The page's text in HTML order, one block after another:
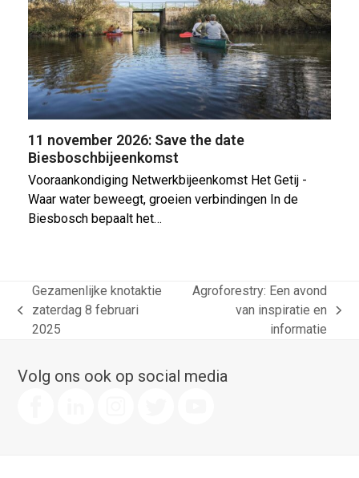
11 november 2026: Save the date
Biesboschbijeenkomst
Vooraankondiging Netwerkbijeenkomst Het Getij -
Waar water beweegt, groeien verbindingen In de
Biesbosch bepaalt het…
previous
post:
Gezamenlijke knotaktie
zaterdag 8 februari
2025
Agroforestry: Een avond
van inspiratie en
informatie
Volg ons ook op social media